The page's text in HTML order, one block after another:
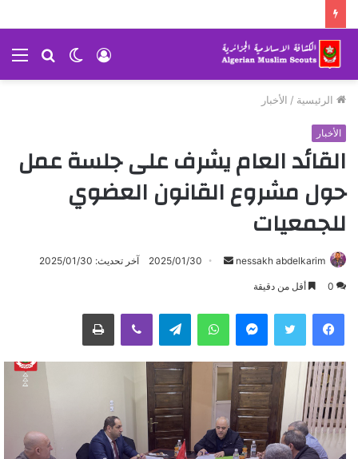
بحث
عن
الوضع
المظلم
تسجيل
الدخول
الرئيسية / الأخبار
الأخبار
القائد العام يشرف على جلسة عمل
حول مشروع القانون العضوي
للجمعيات
nessakh abdelkarim
ي
إ
ل
2025/01/30 آخر تحديث: 2025/01/30
0 أقل من دقيقة
واتساب